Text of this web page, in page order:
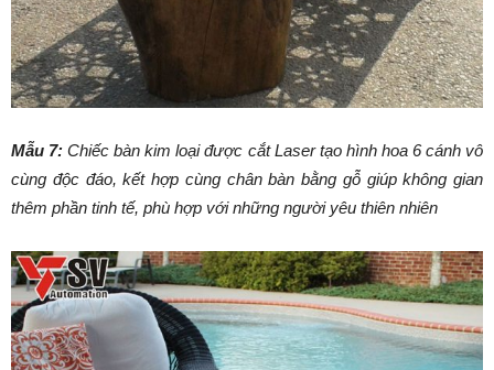
Mẫu 7:Chiếc bàn kim loại được cắt Laser tạo hình hoa 6 cánh vô
cùng độc đáo, kết hợp cùng chân bàn bằng gỗ giúp không gian
thêm phần tinh tế, phù hợp với những người yêu thiên nhiên